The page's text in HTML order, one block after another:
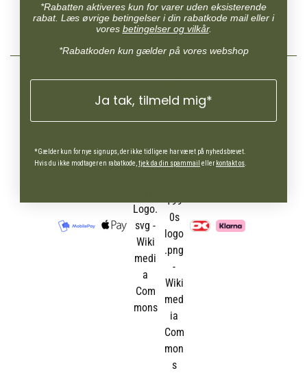
mulighed for calciumtilførsel
uden risiko for overdosering.
*Rabatten aktiveres kun for varer uden eksisterende
rabat. Læs øvrige betingelser i din rabatkode mail eller i
vores betingelser og vilkår.
*Rabatkoden kun gælder på vores webshop
Ja tak, tilmeld mig*
*Gælder kun for nye signups, der ikke tidligere har været på nyhedsbrevet.
Hvis du ikke modtager en rabatkode, tjek da din spammail ellerkontakt os